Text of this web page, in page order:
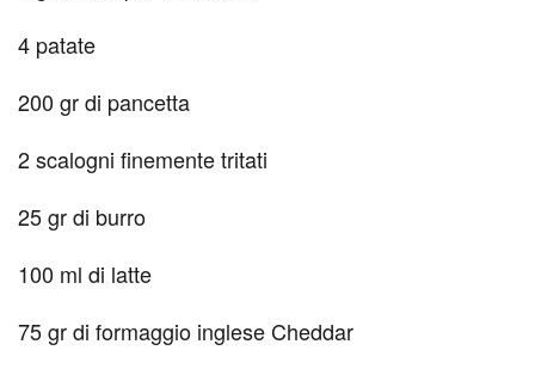
4 patate
200 gr di pancetta
2 scalogni finemente tritati
25 gr di burro
100 ml di latte
75 gr di formaggio inglese Cheddar